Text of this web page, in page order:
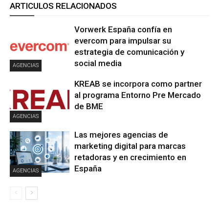
ARTICULOS RELACIONADOS
AGENCIAS
Vorwerk España confía en
evercom para impulsar su
estrategia de comunicación y
social media
AGENCIAS
KREAB se incorpora como partner
al programa Entorno Pre Mercado
de BME
AGENCIAS
Las mejores agencias de
marketing digital para marcas
retadoras y en crecimiento en
España